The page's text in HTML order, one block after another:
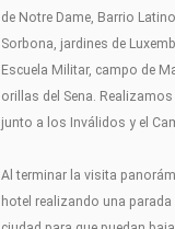
de Notre Dame, Barrio
Sorbona, jardines de
Escuela Militar, campo de
orillas del Sena.
junto a los Inválidos y el
Al terminar la visita
hotel realizando una parada